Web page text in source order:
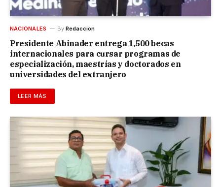
NACIONALES By Redaccion
Presidente Abinader entrega 1,500 becas
internacionales para cursar programas de
especialización, maestrías y doctorados en
universidades del extranjero
LEER MÁS